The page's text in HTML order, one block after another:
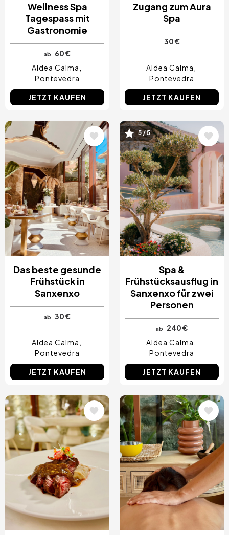
Wellness Spa
Tagespass mit
Gastronomie
ab
60 €
Aldea Calma
Pontevedra
JETZT KAUFEN
Zugang zum Aura
Spa
30 €
Aldea Calma
Pontevedra
JETZT KAUFEN
Bild
Das beste gesunde
Frühstück in
Sanxenxo
ab 30 €
Aldea Calma
Pontevedra
JETZT KAUFEN
Bild5 / 5
Spa &
Frühstücksausflug in
Sanxenxo für zwei
Personen
ab
240 €
Aldea Calma
Pontevedra
JETZT KAUFEN
Bild Bild